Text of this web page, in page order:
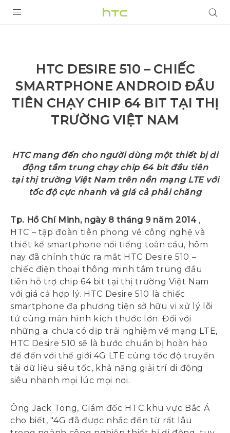
G REIGNS
ĐIỆN THOẠI THÔNG MINH
HỖ TRỢ
HTC DESIRE 510 – CHIẾC
SMARTPHONE ANDROID ĐẦU
TIÊN CHẠY CHIP 64 BIT TẠI THỊ
TRƯỜNG VIỆT NAM
HTC mang đến cho người dùng một thiết bị di
động tầm trung chạy chip 64 bit đầu tiên
tại thị trường Việt Nam trên nền mạng LTE với
tốc độ cực nhanh và giá cả phải chăng
Tp. Hồ Chí Minh, ngày 8 tháng 9 năm 2014,
HTC – tập đoàn tiên phong về công nghệ và
thiết kế smartphone nổi tiếng toàn cầu, hôm
nay đã chính thức ra mắt HTC Desire 510 –
chiếc điện thoại thông minh tầm trung đầu
tiên hỗ trợ chip 64 bit tại thị trường Việt Nam
với giá cả hợp lý. HTC Desire 510 là chiếc
smartphone đa phương tiện sở hữu vi xử lý lõi
tứ cùng màn hình kích thước lớn. Đối với
những ai chưa có dịp trải nghiệm về mạng LTE,
HTC Desire 510 sẽ là bước chuẩn bị hoàn hảo
để đến với thế giới 4G LTE cùng tốc độ truyền
tải dữ liệu siêu tốc, khả năng giải trí di động
siêu nhanh mọi lúc mọi nơi.
Ông Jack Tong, Giám đốc HTC khu vực Bắc Á
cho biết, "4G đã được nhắc đến từ rất lâu